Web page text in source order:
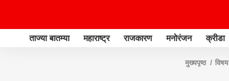
ताज्या बातम्या महाराष्ट्र राजकारण मनोरंजन क्रीडा
मुख्यपृष्ठ विषय